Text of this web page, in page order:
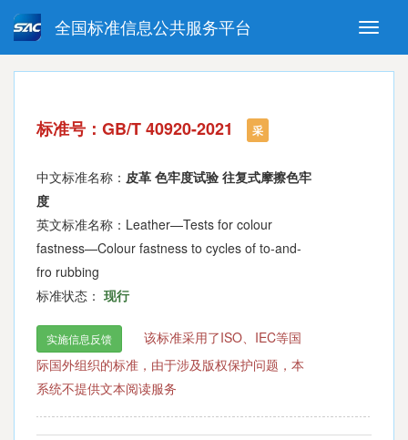
Toggle
全国标准信息公共服务平台
强制性国家标准 推荐性国家标准
指导性技术文件 (National standards in foreign
language version)
标准号：GB/T 40920-2021 采
中文标准名称： 皮革 色牢度试验 往复式摩擦色牢
度
英文标准名称：Leather—Tests for colour
fastness—Colour fastness to cycles of to-and-
fro rubbing
标准状态： 现行
实施信息反馈
该标准采用了ISO、IEC等国
际国外组织的标准，由于涉及版权保护问题，本
系统不提供文本阅读服务